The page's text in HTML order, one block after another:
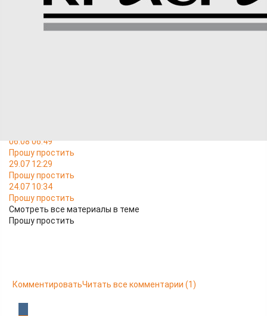
06.08 06:49
Прошу простить
29.07 12:29
Прошу простить
24.07 10:34
Прошу простить
Смотреть все материалы в теме
Прошу простить
КомментироватьЧитать все комментарии (1)